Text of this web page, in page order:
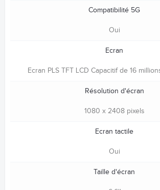
Compatibilité 5G
Oui
Ecran
Ecran PLS TFT LCD Capacitif de 16
Résolution d'écran
1080 x 2408 pixels
Ecran tactile
Oui
Taille d'écran